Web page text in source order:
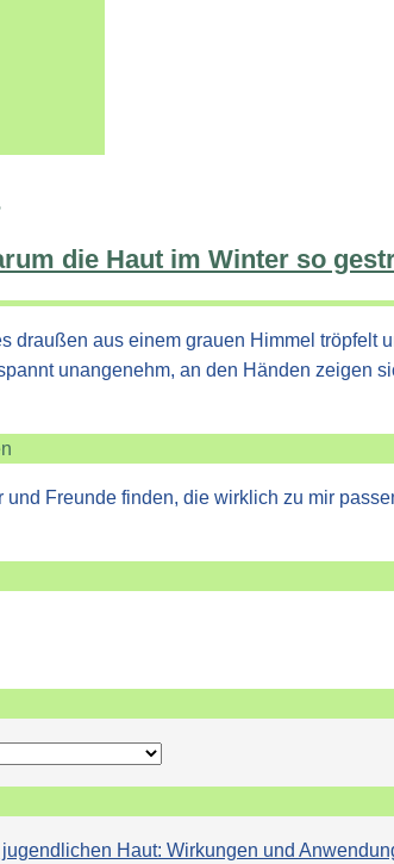
die Haut im Winter so
draußen aus einem grauen Himmel
unangenehm, an den Händen zeigen
Freunde finden, die wirklich zu mir
Haut: Wirkungen und